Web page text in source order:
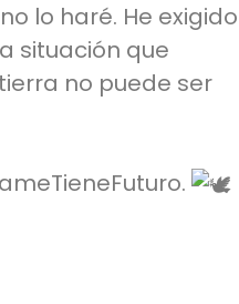
lo haré. He exigido
situación que
no puede ser
.